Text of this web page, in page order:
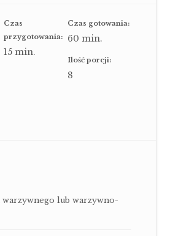
Czas
przygotowania:
15min.
Czas gotowania:
60 min.
Ilość porcji:
8
lub warzywno-